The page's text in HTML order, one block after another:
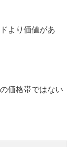
より価値があ
価格帯ではない